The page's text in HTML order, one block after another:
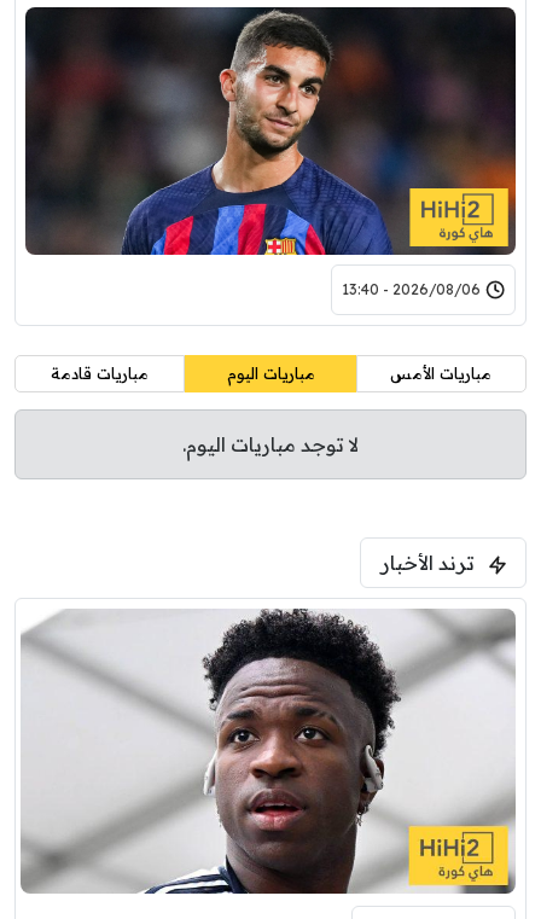
2026/08/06 - 13:40
مباريات الأمس مباريات اليوم مباريات قادمة
لا توجد مباريات اليوم.
ترند الأخبار